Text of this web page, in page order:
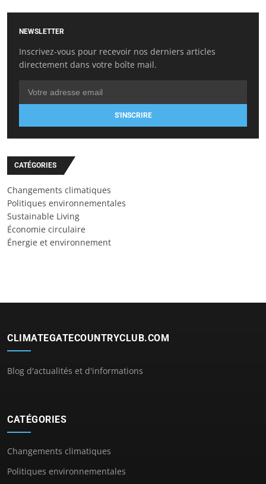
NEWSLETTER
Inscrivez-vous pour recevoir nos derniers articles
directement dans votre boîte mail.
S'INSCRIRE
CATÉGORIES
Changements climatiques
Politiques environnementales
Sustainable Living
Économie circulaire
Énergie et environnement
CLIMATEGATECOUNTRYCLUB.COM
Blog d'actualités et d'informations
CATÉGORIES
Changements climatiques
Politiques environnementales